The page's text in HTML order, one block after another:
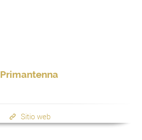
Primantenna
Sitio web